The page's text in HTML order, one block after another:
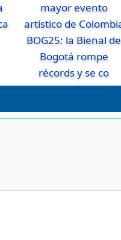
BOG25: la Bienal de
Bogotá rompe
récords y se co